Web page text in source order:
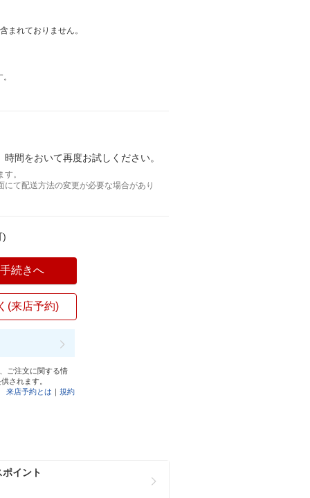
まれておりません。
間をおいて再度お試しください。
。
て配送方法の変更が必要な場合があり
)
続きへ
(来店予約)
ご注文に関する情
されます。
来店予約とは ｜規約
イント